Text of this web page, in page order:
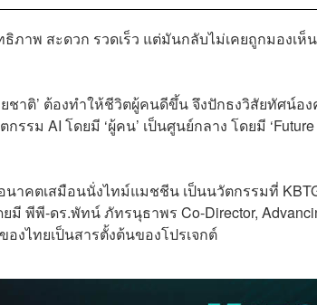
าพ สะดวก รวดเร็ว แต่มันกลับไม่เคยถูกมองเห็
ชาติ’ ต้องทำให้ชีวิตผู้คนดีขึ้น จึงปักธงวิสัยทัศน์อ
รม AI โดยมี ‘ผู้คน’ เป็นศูนย์กลาง โดยมี ‘Future
นาคตเสมือนนั่งไทม์แมชชีน เป็นนวัตกรรมที่
มี พีพี-ดร.พัทน์ ภัทรนุธาพร Co-Director,
องไทยเป็นสารตั้งต้นของโปรเจกต์